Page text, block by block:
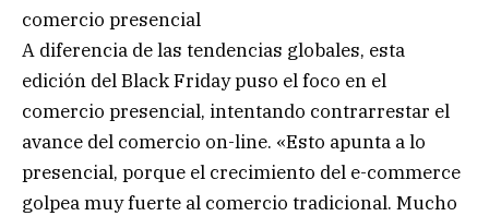
comercio presencial
A diferencia de las tendencias globales, esta
edición del Black Friday puso el foco en el
comercio presencial, intentando contrarrestar el
avance del comercio on­-line. «Esto apunta a lo
presencial, porque el crecimiento del e-commerce
golpea muy fuerte al comercio tradicional. Mucho